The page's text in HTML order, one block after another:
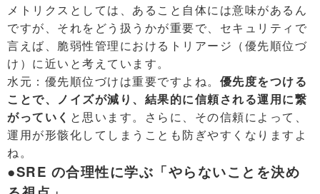
メトリクスとしては、あること自体には意味があるん
ですが、それをどう扱うかが重要で、セキュリティで
言えば、脆弱性管理におけるトリアージ（優先順位づ
け）に近いと考えています。
水元：優先順位づけは重要ですよね。 優先度をつける
ことで、ノイズが減り、結果的に信頼される運用に繋
がっていく と思います。さらに、その信頼によって、
運用が形骸化してしまうことも防ぎやすくなりますよ
ね。
●SRE の合理性に学ぶ「やらないことを決め